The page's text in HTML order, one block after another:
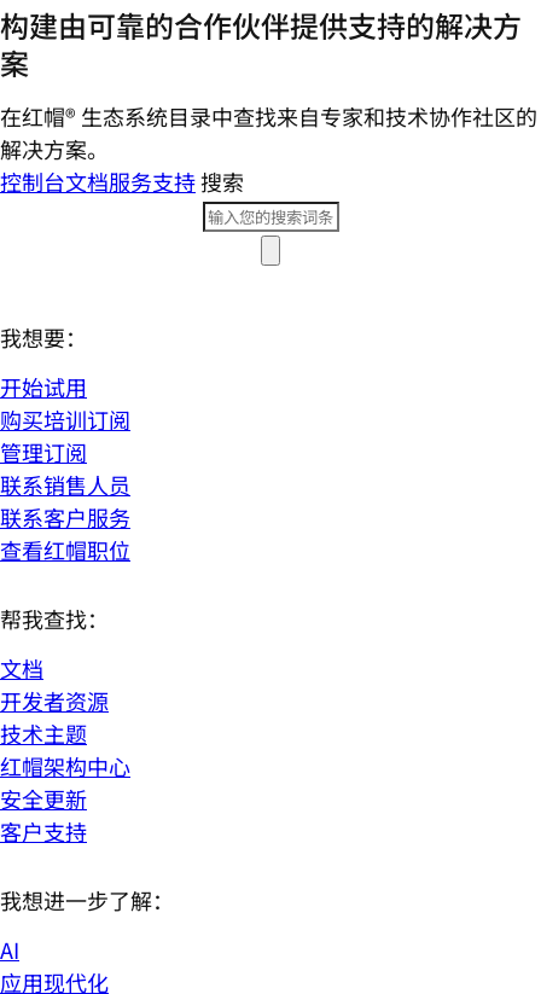
构建由可靠的合作伙伴提供支持的解决方
案
在红帽® 生态系统目录中查找来自专家和技术协作社区的
解决方案。
控制台文档服务支持搜索
我想要：
开始试用
购买培训订阅
管理订阅
联系销售人员
联系客户服务
查看红帽职位
帮我查找：
文档
开发者资源
技术主题
红帽架构中心
安全更新
客户支持
我想进一步了解：
AI
应用现代化